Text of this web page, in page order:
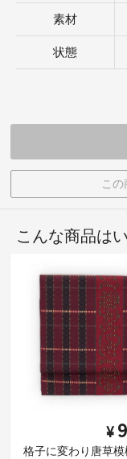
素材
状態
こ
こんな商品は
¥
格子に変わり唐草模